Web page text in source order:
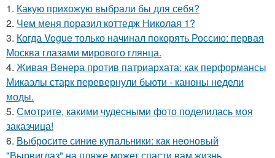
1. Какую прихожую выбрали бы для себя?
2. Чем меня поразил коттедж Николая 1?
3. Когда Vogue только начинал покорять Россию: первая
Москва глазами мирового глянца.
4. Живая Венера против патриархата: как перформансы
Микаэлы старк перевернули бьюти - каноны недели
моды.
5. Смотрите, какими чудесными фото поделилась моя
заказчица!
6. Выбросите синие купальники: как неоновый
"Вырвиглаз" на пляже может спасти вам жизнь.